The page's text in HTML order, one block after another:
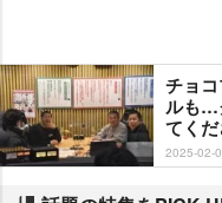
チョ
ルも…
てくだ
2025-02-